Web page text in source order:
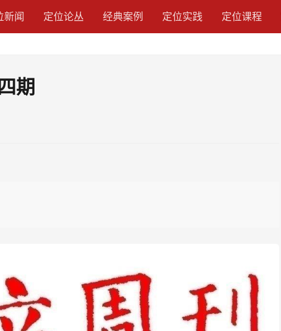
新闻 定位论丛 经典案例 定位实践 定位课程
期
新标准
原创、顶配羽绒服登峰2.0系列。中国登山队副队长次